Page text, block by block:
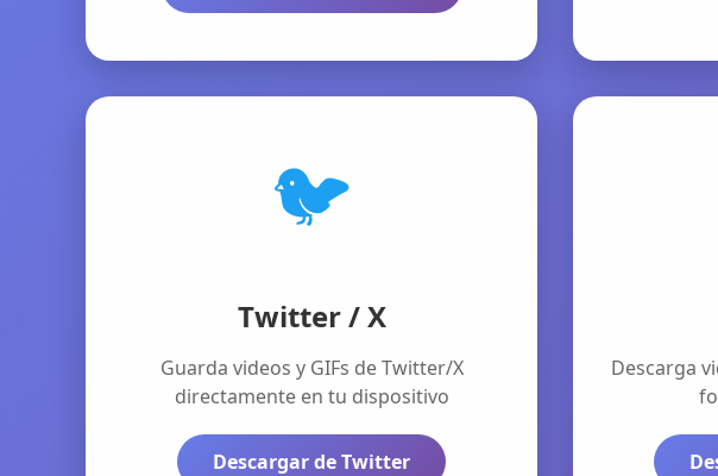
🐦
Twitter / X
Guarda videos y GIFs de Twitter/X
directamente en tu dispositivo
Descargar de Twitter
Descarga